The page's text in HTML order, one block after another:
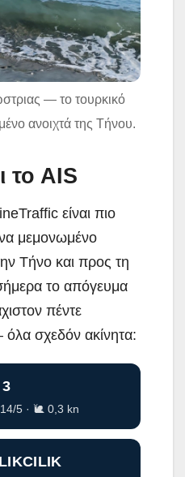
— το τουρκικό
ανοιχτά της Τήνου.
το AIS
είναι πιο
μεμονωμένο
Τήνο και προς τη
το απόγευμα
πέντε
όλα σχεδόν ακίνητα:
5 · 🐌 0,3 kn